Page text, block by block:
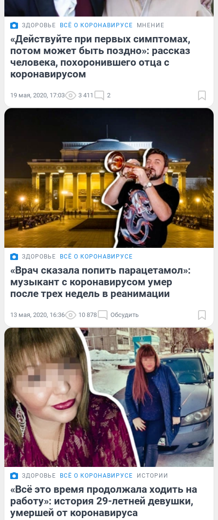
ЗДОРОВЬЕ ВСЁ О КОРОНАВИРУСЕ МНЕНИЕ
«Действуйте при первых симптомах,
потом может быть поздно»: рассказ
человека, похоронившего отца с
коронавирусом
19 мая, 2020, 17:03 3 411 2
ЗДОРОВЬЕ ВСЁ О КОРОНАВИРУСЕ
«Врач сказала попить парацетамол»:
музыкант с коронавирусом умер
после трех недель в реанимации
13 мая, 2020, 16:36 10 878 Обсудить
ЗДОРОВЬЕ ВСЁ О КОРОНАВИРУСЕ ИСТОРИИ
«Всё это время продолжала ходить на
работу»: история 29-летней девушки,
умершей от коронавируса